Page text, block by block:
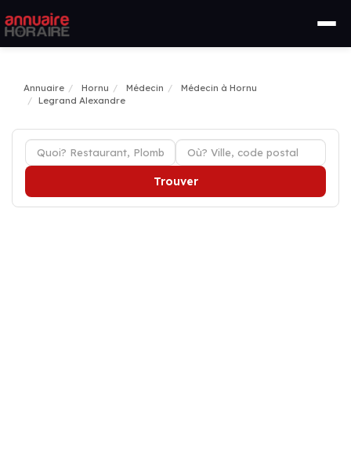
Annuaire Hornu Médecin
Médecin à Hornu
Legrand Alexandre
Trouver